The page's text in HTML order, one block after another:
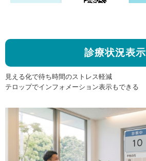
診療状況表示
見える化で待ち時間のストレス軽減
テロップでインフォメーション表示もできる